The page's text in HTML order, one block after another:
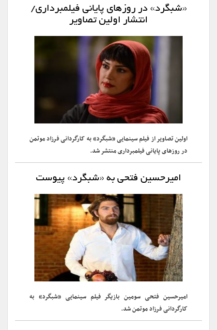
«شبگرد» در روزهای پایانی فیلمبرداری/
انتشار اولین تصاویر
اولین تصاویر از فیلم سینمایی «شبگرد» به کارگردانی فرزاد موتمن
در روزهای پایانی فیلمبرداری منتشر شد.
امیرحسین فتحی به «شبگرد» پیوست
امیرحسین فتحی سومین بازیگر فیلم سینمایی «شبگرد» به
کارگردانی فرزاد موتمن شد.